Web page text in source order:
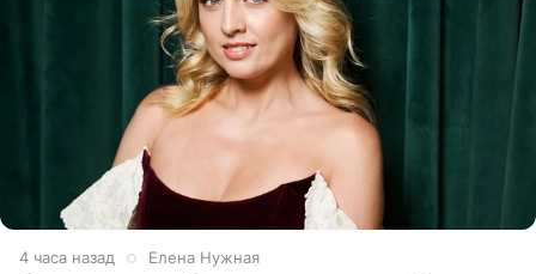
4 часа назад Елена Нужная